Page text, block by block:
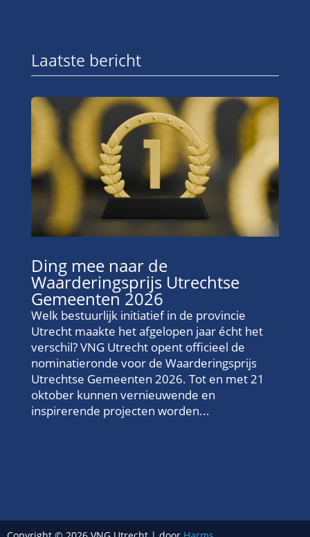
Laatste bericht
Ding mee naar de
Waarderingsprijs Utrechtse
Gemeenten 2026
Welk bestuurlijk initiatief in de provincie
Utrecht maakte het afgelopen jaar écht het
verschil? VNG Utrecht opent officieel de
nominatieronde voor de Waarderingsprijs
Utrechtse Gemeenten 2026. Tot en met 21
oktober kunnen vernieuwende en
inspirerende projecten worden...